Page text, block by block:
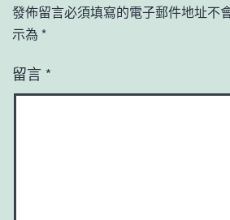
發佈留言必須填寫的電子郵件地址不
示為 *
留言 *